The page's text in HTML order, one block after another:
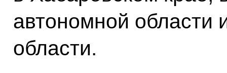
автономной области
области.